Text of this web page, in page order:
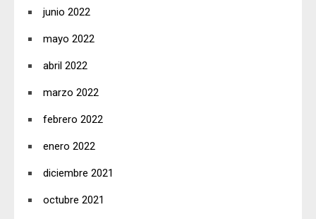
junio 2022
mayo 2022
abril 2022
marzo 2022
febrero 2022
enero 2022
diciembre 2021
octubre 2021